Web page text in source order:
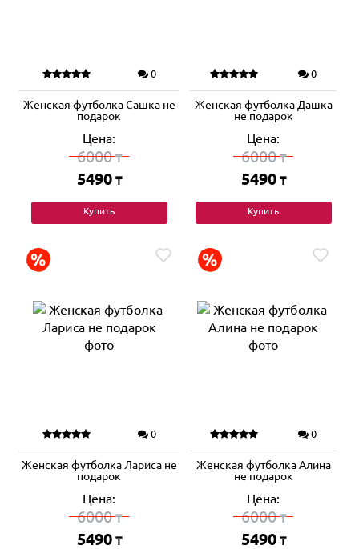
0
Женская футболка Сашка не
подарок
Цена:
6000₸
5490 ₸
Купить
0
Женская футболка Дашка
не подарок
Цена:
6000₸
5490 ₸
Купить
0
Женская футболка Лариса не
подарок
Цена:
6000₸
5490 ₸
0
Женская футболка Алина
не подарок
Цена:
6000₸
5490 ₸